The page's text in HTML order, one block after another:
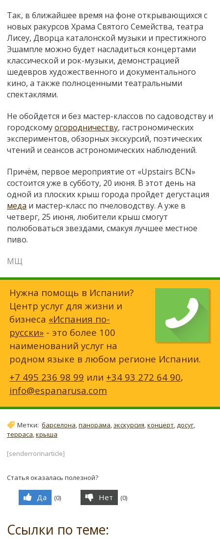
Так, в ближайшее время на фоне открывающихся с
новых ракурсов Храма Святого Семейства, театра
Лисеу, Дворца каталонской музыки и престижного
Эшампле можно будет насладиться концертами
классической и рок-музыки, демонстрацией
шедевров художественного и документального
кино, а также полноценными театральными
спектаклями.
Не обойдется и без мастер-классов по садоводству и
городскомуогородничеству, гастрономических
экспериментов, обзорных экскурсий, поэтических
чтений и сеансов астрономических наблюдений.
Причём, первое мероприятие от «Upstairs BCN»
состоится уже в субботу, 20 июня. В этот день на
одной из плоских крыш города пройдет дегустация
меда и мастер-класс по пчеловодству. А уже в
четверг, 25 июня, любители крыш смогут
полюбоваться звездами, смакуя лучшее местное
пиво.
МЩ
Нужна помощь в Испании?
Центр услуг для жизни и
бизнеса «Испания по-
русски» - это более 100
наименований услуг на
родном языке в любом регионе Испании.
+7 495 236 98 99 или +34 93 272 64 90,
info@espanarusa.com
Метки: барселона панорама экскурсия концерт досуг,
терраса,крыша
[senderrorinarticle]
Статья оказалась полезной?
Да (0) Нет (0)
Ссылки по теме: